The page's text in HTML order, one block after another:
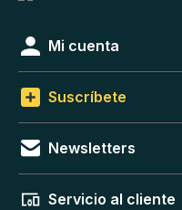
Mi cuenta
Suscríbete
Newsletters
Servicio al cliente